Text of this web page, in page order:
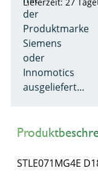
der
Produktmarke
Siemens
oder
Innomotics
ausgeliefert…
STLE071MG4E